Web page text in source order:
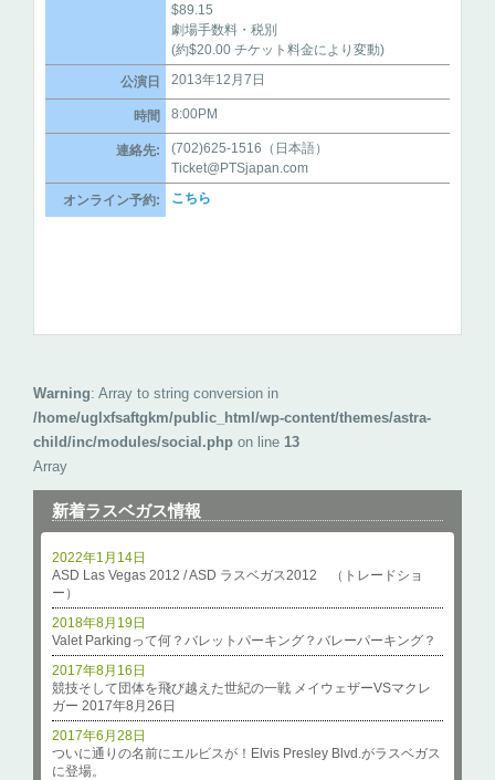
新着ラスベガス情報
ASD Las Vegas 2012 / ASD ラスベガス2012 （トレードショ
ー）
2022年1月14日
Valet Parkingって何？バレットパーキング？バレーパーキング？
2018年8月19日
競技そして団体を飛び越えた世紀の一戦 メイウェザーVSマクレ
ガー 2017年8月26日
2017年8月16日
ついに通りの名前にエルビスが！Elvis Presley Blvd.がラスベガス
に登場。
2017年6月28日
$89.15
劇場手数料・税別
(約$20.00 チケット料金により変動)
公演日 2013年12月7日
時間 8:00PM
連絡先:
(702)625-1516（日本語）
Ticket@PTSjapan.com
オンライン予約: こちら
Warning: Array to string conversion in
/home/uglxfsaftgkm/public_html/wp-content/themes/astra-
child/inc/modules/social.php on line 13
Array